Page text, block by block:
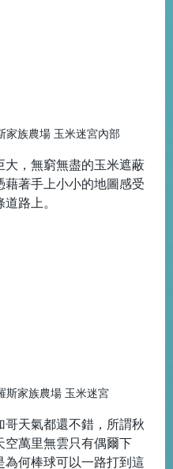
家族農場 玉米迷宮內部
大，無窮無盡的玉米遮蔽
藉著手上小小的地圖感受
路上。
斯家族農場 玉米迷宮
哥天氣都還不錯，所謂秋
空萬里無雲只有偶爾下
為何棒球可以一路打到這